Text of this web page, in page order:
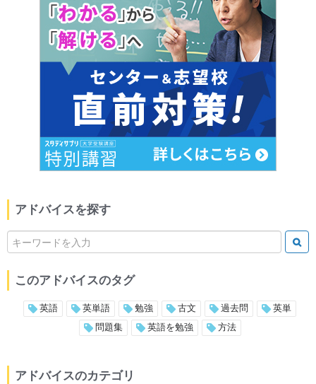
アドバイスを探す
このアドバイスのタグ
英語 英単語 勉強 古文 過去問
英単
問題集
英語を勉強 方法
アドバイスのカテゴリ